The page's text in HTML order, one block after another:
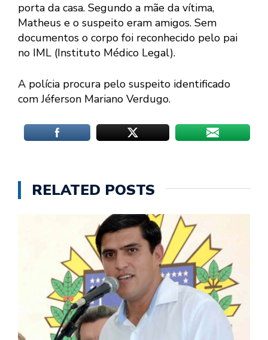
porta da casa. Segundo a mãe da vítima,
Matheus e o suspeito eram amigos. Sem
documentos o corpo foi reconhecido pelo pai
no IML (Instituto Médico Legal).
A polícia procura pelo suspeito identificado
com Jéferson Mariano Verdugo.
RELATED POSTS